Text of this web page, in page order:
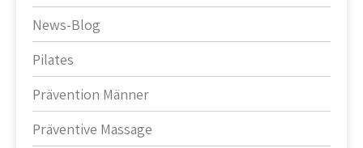
News-Blog
Pilates
Prävention Männer
Präventive Massage